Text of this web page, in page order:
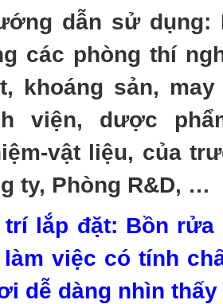
dẫn sử
các phòng thí
khoáng sản,
viện, dược
vật liệu, của
ty, Phòng R&D, …
trí lắp đặt: Bồn
việc có tính
dễ dàng nhìn